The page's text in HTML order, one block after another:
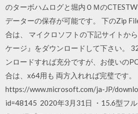
のターボハムログと堀内ＯＭの
データーの保存が可能です。 下のZip
合は、 マイクロソフトの下記サイトか
ケージ』をダウンロードして下さい。
ンロードすれば充分ですが、お使いの
合は、x64用も 両方入れれば完璧です。
https://www.microsoft.com/ja-JP/
id=48145 2020年3月31日 ・15.6型フ